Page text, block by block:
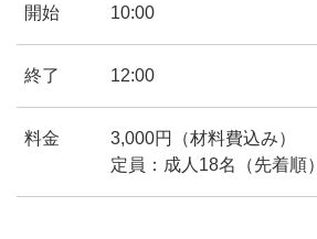
開始 10:00
終了 12:00
料金
3,000円（材料費込み）
定員：成人18名（先着順）